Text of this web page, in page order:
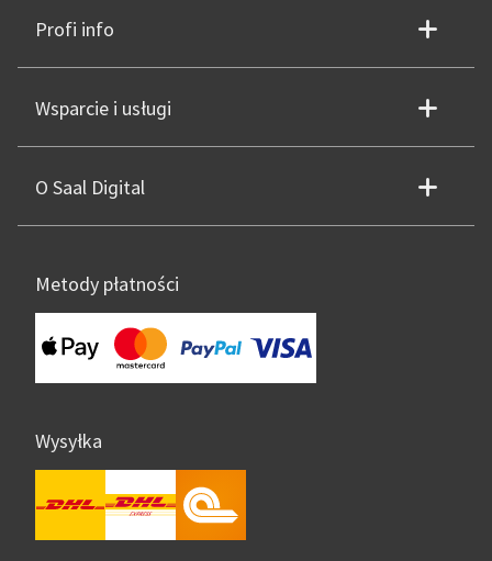
Profi info
Wsparcie i usługi
O Saal Digital
Metody płatności
Wysyłka